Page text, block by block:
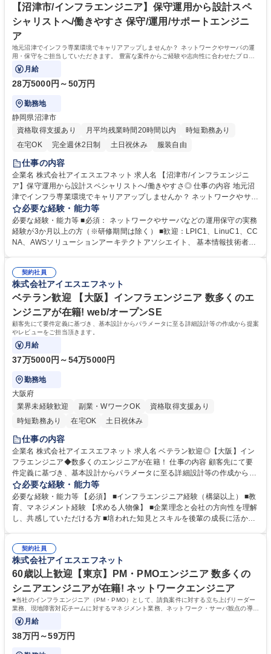
ており、頑張りが報われます。 学歴・資格 学歴：大学院 大学 高専 短大
専修学校 高校 語学力： 資格：
【沼津市/インフラエンジニア】保守運用から設計スペ
シャリストへ/働きやすさ 保守/運用/サポートエンジニ
ア
地元沼津でインフラ専業環境でキャリアアップしませんか？ ネットワークやサーバの運
用・保守をご担当していただきます。 豊富な案件からご経験や志向性に合わせたプロジ
ェクトへアサインします。
月給
28万5000円～50万円
勤務地
静岡県沼津市
資格取得支援あり
月平均残業時間20時間以内
時短勤務あり
在宅OK
完全週休2日制 土日祝休み 服装自由
仕事の内容
企業名 株式会社アイエスエフネット 求人名 【沼津市/インフラエンジニ
ア】保守運用から設計スペシャリストへ/働きやすさ◎ 仕事の内容 地元沼
津でインフラ専業環境でキャリアアップしませんか？ ネットワークやサー
バの運用・保守をご担当していただきます。 豊富な案件からご経験や志向
性に合わせたプロジェクトへアサインします。 【プロジェクト例】 ・Sa
aS型監視サービスやWindowsサーバの維持運用 ・某銀行の勘定系システ
ムの維持保守（JP1/AJS等） ・AWSクラウド環境の運用保守 契約単価の
ら設計スペシャリストへ/働きやすさ◎
必要な経験・能力等
必要な経験・能力等 ■必須： ネットワークやサーバなどの運用保守の実務
経験が3か月以上の方（※研修期間は除く） ■歓迎：LPIC1、LinuC1、CC
NA、AWSソリューションアーキテクトアソシエイト、 基本情報技術者試
3社で30拠点（国内26海外3）を展開しています。 ・グループで100以上
のプロジェクトが稼働しています。クライアントは、 国内外大手メーカ
ー、金融機関、情報通信、商社、官公庁など上場企業を中心に常時600社
を超えています。 学歴・資格 学歴：大学院 大学 高専 短大 専修学校 高校
語学力： 資格：
契約社員
株式会社アイエスエフネット
ベテラン歓迎 【大阪】インフラエンジニア 数多くのエ
ンジニアが在籍! web/オープンSE
顧客先にて要件定義に基づき、基本設計からパラメータに至る詳細設計等の作成から提案
やレビューをご担当頂きます。
月給
37万5000円～54万5000円
勤務地
大阪府
業界未経験歓迎
副業・WワークOK
資格取得支援あり
時短勤務あり
在宅OK 土日祝休み
仕事の内容
企業名 株式会社アイエスエフネット 求人名 ベテラン歓迎◎【大阪】イン
フラエンジニア◆数多くのエンジニアが在籍！ 仕事の内容 顧客先にて要
件定義に基づき、基本設計からパラメータに至る詳細設計等の作成から提
案やレビューをご担当頂きます。 構築については、新規またはリプレイス
案件にて、検証作業から本番環境の移行、構築、運用への引き継ぎなどリ
リースまで、ご経験に併せて幅広くご担当頂く予定となっております。 ＜
プロジェクト事例＞■サーバの設計、構築、試験（Windows、SQL）■ネ
エンジニア◆数多くのエンジニアが在籍！
必要な経験・能力等
必要な経験・能力等 【必須】 ■インフラエンジニア経験（構築以上） ■教
育、マネジメント経験 【求める人物像】 ■企業理念と会社の方向性を理解
し、共感していただける方 ■培われた知見とスキルを後輩の成長に活かし
歴：大学院 大学 高専 短大 専修学校 高校 語学力： 資格：
契約社員
株式会社アイエスエフネット
60歳以上歓迎【東京】PM・PMOエンジニア 数多くの
シニアエンジニアが在籍! ネットワークエンジニア
■当社のインフラエンジニア（PM・PMO）として、請負案件に対する立ち上げリーダー
業務、現地障害対応チームに対するマネジメント業務、ネットワーク・サーバ観点の導
入/構築業務などをお任せします。
月給
38万円～59万円